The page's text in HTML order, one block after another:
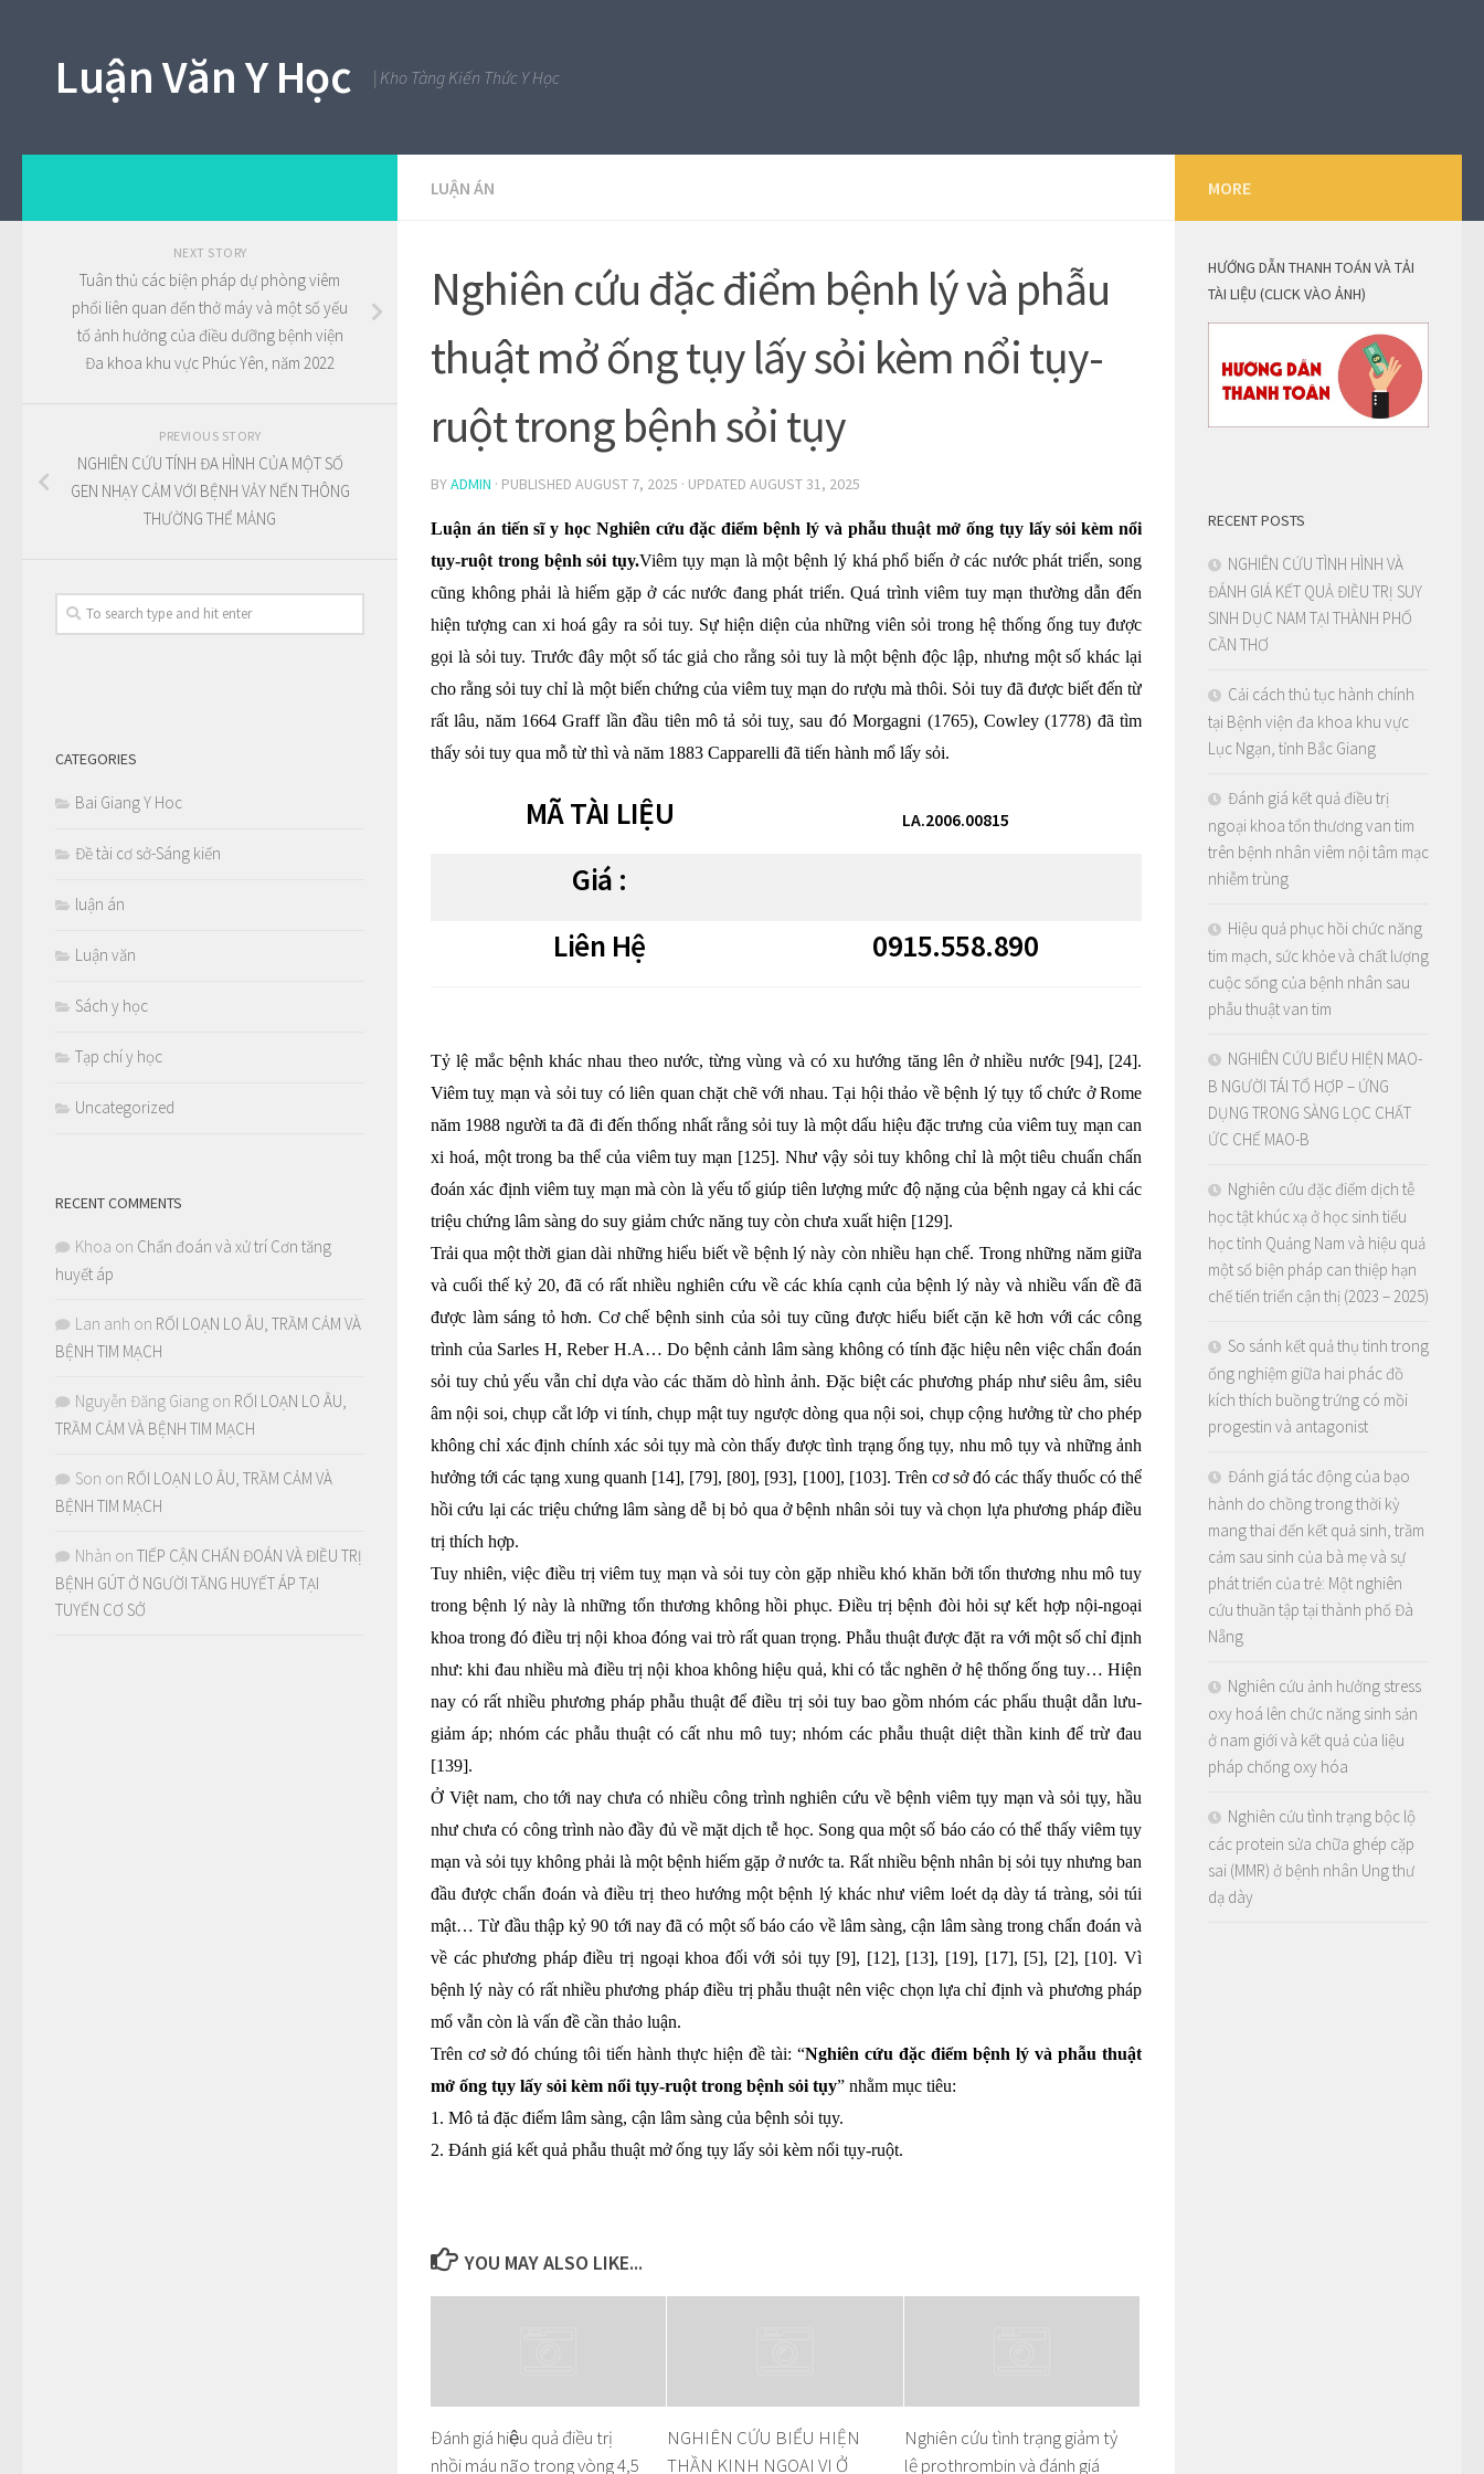
Luận Văn Y Học | Kho Tàng Kiến Thức Y Học
LUẬN ÁN
Nghiên cứu đặc điểm bệnh lý và phẫu
thuật mở ống tụy lấy sỏi kèm nổi tụy-
ruột trong bệnh sỏi tụy
BYADMIN · PUBLISHED AUGUST 7, 2025 · UPDATED AUGUST 31, 2025
Luận án tiến sĩ y học Nghiên cứu đặc điểm bệnh lý và phẫu thuật mở ống tụy lấy sỏi kèm nổi
tụy-ruột trong bệnh sỏi tụy.Viêm tụy mạn là một bệnh lý khá phổ biến ở các nước phát triển, song
cũng không phải là hiếm gặp ở các nước đang phát triển. Quá trình viêm tuy mạn thường dẫn đến
hiện tượng can xi hoá gây ra sỏi tuy. Sự hiện diện của những viên sỏi trong hệ thống ống tuy được
gọi là sỏi tuy. Trước đây một số tác giả cho rằng sỏi tuy là một bệnh độc lập, nhưng một số khác lại
cho rằng sỏi tuy chỉ là một biến chứng của viêm tuỵ mạn do rượu mà thôi. Sỏi tuy đã được biết đến từ
rất lâu, năm 1664 Graff lần đầu tiên mô tả sỏi tuỵ, sau đó Morgagni (1765), Cowley (1778) đã tìm
thấy sỏi tuy qua mỗ từ thì và năm 1883 Capparelli đã tiến hành mổ lấy sỏi.
MÃ TÀI LIỆU LA.2006.00815
Giá :
Liên Hệ
0915.558.890
Tỷ lệ mắc bệnh khác nhau theo nước, từng vùng và có xu hướng tăng lên ở nhiều nước [94], [24].
Viêm tuỵ mạn và sỏi tuy có liên quan chặt chẽ với nhau. Tại hội thảo về bệnh lý tụy tổ chức ở Rome
năm 1988 người ta đã đi đến thống nhất rằng sỏi tuy là một dấu hiệu đặc trưng của viêm tuỵ mạn can
xi hoá, một trong ba thể của viêm tuy mạn [125]. Như vậy sỏi tuy không chỉ là một tiêu chuẩn chẩn
đoán xác định viêm tuỵ mạn mà còn là yếu tố giúp tiên lượng mức độ nặng của bệnh ngay cả khi các
triệu chứng lâm sàng do suy giảm chức năng tuy còn chưa xuất hiện [129].
Trải qua một thời gian dài những hiểu biết về bệnh lý này còn nhiều hạn chế. Trong những năm giữa
và cuối thế kỷ 20, đã có rất nhiều nghiên cứu về các khía cạnh của bệnh lý này và nhiều vấn đề đã
được làm sáng tỏ hơn. Cơ chế bệnh sinh của sỏi tuy cũng được hiểu biết cặn kẽ hơn với các công
trình của Sarles H, Reber H.A… Do bệnh cảnh lâm sàng không có tính đặc hiệu nên việc chẩn đoán
sỏi tuy chủ yếu vẫn chỉ dựa vào các thăm dò hình ảnh. Đặc biệt các phương pháp như siêu âm, siêu
âm nội soi, chụp cắt lớp vi tính, chụp mật tuy ngược dòng qua nội soi, chụp cộng hưởng từ cho phép
không chỉ xác định chính xác sỏi tụy mà còn thấy được tình trạng ống tụy, nhu mô tụy và những ảnh
hưởng tới các tạng xung quanh [14], [79], [80], [93], [100], [103]. Trên cơ sở đó các thấy thuốc có thể
hồi cứu lại các triệu chứng lâm sàng dễ bị bỏ qua ở bệnh nhân sỏi tuy và chọn lựa phương pháp điều
trị thích hợp.
Tuy nhiên, việc điều trị viêm tuỵ mạn và sỏi tuy còn gặp nhiều khó khăn bởi tổn thương nhu mô tuy
trong bệnh lý này là những tổn thương không hồi phục. Điều trị bệnh đòi hỏi sự kết hợp nội-ngoại
khoa trong đó điều trị nội khoa đóng vai trò rất quan trọng. Phẫu thuật được đặt ra với một số chỉ định
như: khi đau nhiều mà điều trị nội khoa không hiệu quả, khi có tắc nghẽn ở hệ thống ống tuy… Hiện
nay có rất nhiều phương pháp phẫu thuật để điều trị sỏi tuy bao gồm nhóm các phẩu thuật dẫn lưu-
giảm áp; nhóm các phẫu thuật có cất nhu mô tuy; nhóm các phẫu thuật diệt thần kinh để trừ đau
[139].
Ở Việt nam, cho tới nay chưa có nhiều công trình nghiên cứu về bệnh viêm tụy mạn và sỏi tụy, hầu
như chưa có công trình nào đầy đủ về mặt dịch tễ học. Song qua một số báo cáo có thể thấy viêm tụy
mạn và sỏi tụy không phải là một bệnh hiếm gặp ở nước ta. Rất nhiều bệnh nhân bị sỏi tụy nhưng ban
đầu được chẩn đoán và điều trị theo hướng một bệnh lý khác như viêm loét dạ dày tá tràng, sỏi túi
mật… Từ đầu thập kỷ 90 tới nay đã có một số báo cáo về lâm sàng, cận lâm sàng trong chẩn đoán và
về các phương pháp điều trị ngoại khoa đối với sỏi tụy [9], [12], [13], [19], [17], [5], [2], [10]. Vì
bệnh lý này có rất nhiều phương pháp điều trị phẫu thuật nên việc chọn lựa chỉ định và phương pháp
mổ vẫn còn là vấn đề cần thảo luận.
Trên cơ sở đó chúng tôi tiến hành thực hiện đề tài: “Nghiên cứu đặc điểm bệnh lý và phẫu thuật
mở ống tụy lấy sỏi kèm nổi tụy-ruột trong bệnh sỏi tụy” nhằm mục tiêu:
1. Mô tả đặc điểm lâm sàng, cận lâm sàng của bệnh sỏi tụy.
2. Đánh giá kết quả phẫu thuật mở ống tụy lấy sỏi kèm nổi tụy-ruột.
YOU MAY ALSO LIKE...
Đánh giá hiệu quả điều trị
nhồi máu não trong vòng 4,5
NGHIÊN CỨU BIỂU HIỆN
THẦN KINH NGOẠI VI Ở
Nghiên cứu tình trạng giảm tỷ
lệ prothrombin và đánh giá
NEXT STORY
Tuân thủ các biện pháp dự phòng viêm
phổi liên quan đến thở máy và một số yếu
tố ảnh hưởng của điều dưỡng bệnh viện
Đa khoa khu vực Phúc Yên, năm 2022
PREVIOUS STORY
NGHIÊN CỨU TÍNH ĐA HÌNH CỦA MỘT SỐ
GEN NHẠY CẢM VỚI BỆNH VẢY NẾN THÔNG
THƯỜNG THỂ MẢNG
CATEGORIES
Bai Giang Y Hoc
Đề tài cơ sở-Sáng kiến
luận án
Luận văn
Sách y học
Tạp chí y học
Uncategorized
RECENT COMMENTS
Khoa on Chẩn đoán và xử trí Cơn tăng
huyết áp
Lan anh on RỐI LOẠN LO ÂU, TRẦM CẢM VÀ
BỆNH TIM MẠCH
Nguyễn Đăng Giang on RỐI LOẠN LO ÂU,
TRẦM CẢM VÀ BỆNH TIM MẠCH
Son on RỐI LOẠN LO ÂU, TRẦM CẢM VÀ
BỆNH TIM MẠCH
Nhàn on TIẾP CẬN CHẨN ĐOÁN VÀ ĐIỀU TRỊ
BỆNH GÚT Ở NGƯỜI TĂNG HUYẾT ÁP TẠI
TUYẾN CƠ SỞ
MORE
HƯỚNG DẪN THANH TOÁN VÀ TẢI
TÀI LIỆU (CLICK VÀO ẢNH)
RECENT POSTS
NGHIÊN CỨU TÌNH HÌNH VÀ
ĐÁNH GIÁ KẾT QUẢ ĐIỀU TRỊ SUY
SINH DỤC NAM TẠI THÀNH PHỐ
CẦN THƠ
Cải cách thủ tục hành chính
tại Bệnh viện đa khoa khu vực
Lục Ngạn, tỉnh Bắc Giang
Đánh giá kết quả điều trị
ngoại khoa tổn thương van tim
trên bệnh nhân viêm nội tâm mạc
nhiễm trùng
Hiệu quả phục hồi chức năng
tim mạch, sức khỏe và chất lượng
cuộc sống của bệnh nhân sau
phẫu thuật van tim
NGHIÊN CỨU BIỂU HIỆN MAO-
B NGƯỜI TÁI TỔ HỢP – ỨNG
DỤNG TRONG SÀNG LỌC CHẤT
ỨC CHẾ MAO-B
Nghiên cứu đặc điểm dịch tễ
học tật khúc xạ ở học sinh tiểu
học tỉnh Quảng Nam và hiệu quả
một số biện pháp can thiệp hạn
chế tiến triển cận thị (2023 – 2025)
So sánh kết quả thụ tinh trong
ống nghiệm giữa hai phác đồ
kích thích buồng trứng có mồi
progestin và antagonist
Đánh giá tác động của bạo
hành do chồng trong thời kỳ
mang thai đến kết quả sinh, trầm
cảm sau sinh của bà mẹ và sự
phát triển của trẻ: Một nghiên
cứu thuần tập tại thành phố Đà
Nẵng
Nghiên cứu ảnh hưởng stress
oxy hoá lên chức năng sinh sản
ở nam giới và kết quả của liệu
pháp chống oxy hóa
Nghiên cứu tình trạng bộc lộ
các protein sửa chữa ghép cặp
sai (MMR) ở bệnh nhân Ung thư
dạ dày